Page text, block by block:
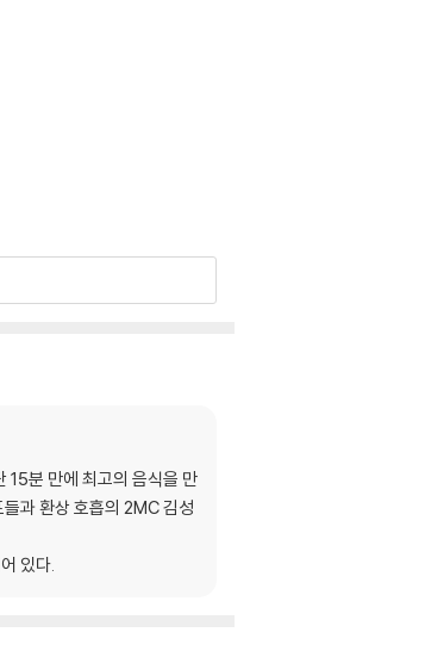
15분 만에 최고의 음식을 만
과 환상 호흡의 2MC 김성
있다.